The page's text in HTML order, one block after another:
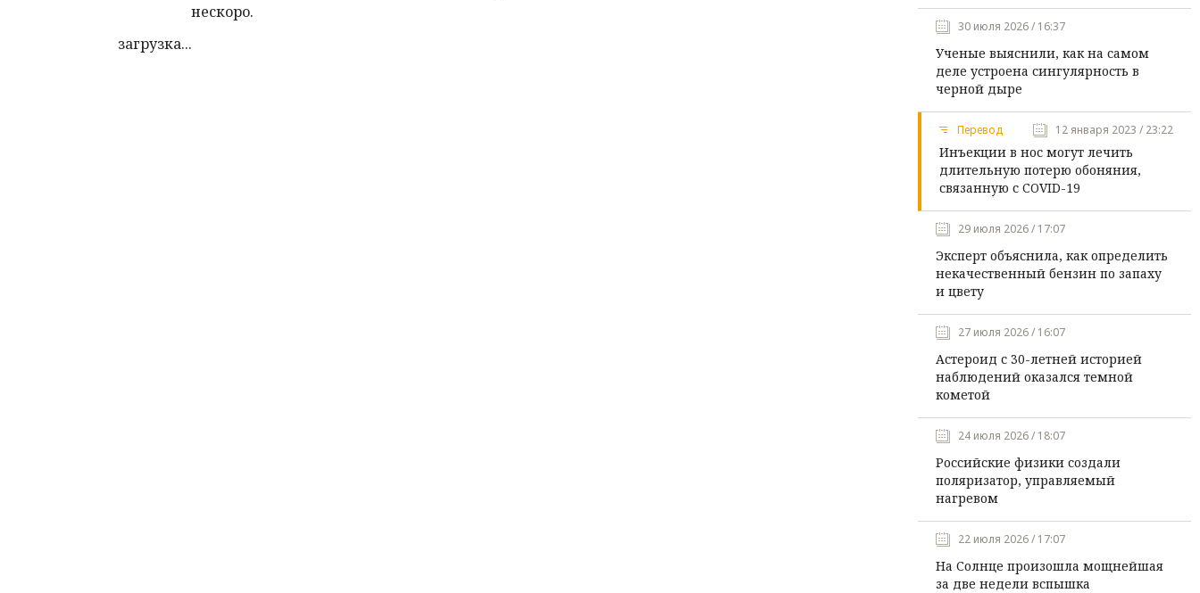
нескоро.
загрузка...
30 июля 2026 / 16:37
Ученые выяснили, как на самом
деле устроена сингулярность в
черной дыре
Перевод 12 января 2023 / 23:22
Инъекции в нос могут лечить
длительную потерю обоняния,
связанную с COVID-19
29 июля 2026 / 17:07
Эксперт объяснила, как определить
некачественный бензин по запаху
и цвету
27 июля 2026 / 16:07
Астероид с 30-летней историей
наблюдений оказался темной
кометой
24 июля 2026 / 18:07
Российские физики создали
поляризатор, управляемый
нагревом
22 июля 2026 / 17:07
На Солнце произошла мощнейшая
за две недели вспышка